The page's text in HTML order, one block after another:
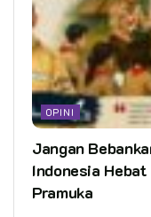
OPINI
Jangan
Indonesia Hebat
Pramuka